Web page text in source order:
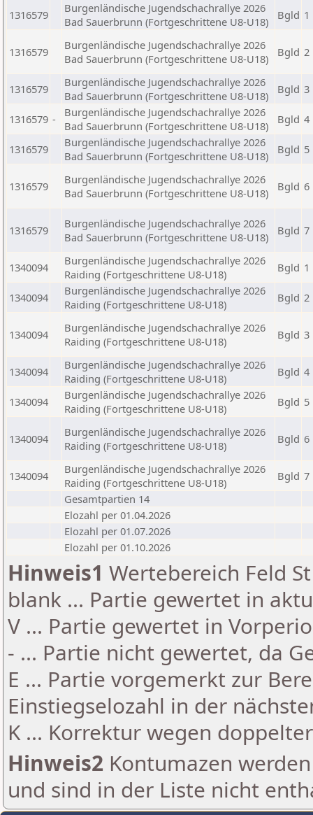
1316579
Burgenländische Jugendschachrallye 2026
Bad Sauerbrunn (Fortgeschrittene U8-U18)
Bgld 1
1316579
Burgenländische Jugendschachrallye 2026
Bad Sauerbrunn (Fortgeschrittene U8-U18)
Bgld 2
1316579
Burgenländische Jugendschachrallye 2026
Bad Sauerbrunn (Fortgeschrittene U8-U18)
Bgld 3
1316579 -
Burgenländische Jugendschachrallye 2026
Bad Sauerbrunn (Fortgeschrittene U8-U18)
Bgld 4
1316579
Burgenländische Jugendschachrallye 2026
Bad Sauerbrunn (Fortgeschrittene U8-U18)
Bgld 5
1316579
Burgenländische Jugendschachrallye 2026
Bad Sauerbrunn (Fortgeschrittene U8-U18)
Bgld 6
1316579
Burgenländische Jugendschachrallye 2026
Bad Sauerbrunn (Fortgeschrittene U8-U18)
Bgld 7
1340094
Burgenländische Jugendschachrallye 2026
Raiding (Fortgeschrittene U8-U18)
Bgld 1
1340094
Burgenländische Jugendschachrallye 2026
Raiding (Fortgeschrittene U8-U18)
Bgld 2
1340094
Burgenländische Jugendschachrallye 2026
Raiding (Fortgeschrittene U8-U18)
Bgld 3
1340094
Burgenländische Jugendschachrallye 2026
Raiding (Fortgeschrittene U8-U18)
Bgld 4
1340094
Burgenländische Jugendschachrallye 2026
Raiding (Fortgeschrittene U8-U18)
Bgld 5
1340094
Burgenländische Jugendschachrallye 2026
Raiding (Fortgeschrittene U8-U18)
Bgld 6
1340094
Burgenländische Jugendschachrallye 2026
Raiding (Fortgeschrittene U8-U18)
Bgld 7
Gesamtpartien 14
Elozahl per 01.04.2026
Elozahl per 01.07.2026
Elozahl per 01.10.2026
Hinweis1 Wertebereich Feld
blank ... Partie gewertet in
V ... Partie gewertet in
- ... Partie nicht gewertet, da
E ... Partie vorgemerkt zur
Einstiegselozahl in der
K ... Korrektur wegen
Hinweis2 Kontumazen
und sind in der Liste nicht